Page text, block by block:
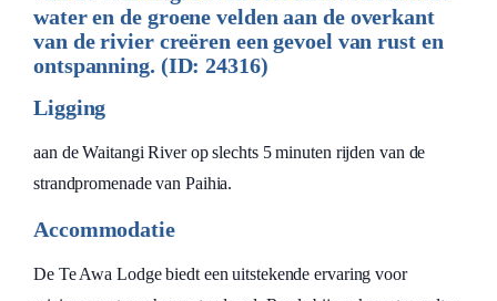
water en de groene velden aan de overkant
van de rivier creëren een gevoel van rust en
ontspanning. (ID: 24316)
Ligging
aan de Waitangi River op slechts 5 minuten rijden van de
strandpromenade van Paihia.
Accommodatie
De Te Awa Lodge biedt een uitstekende ervaring voor